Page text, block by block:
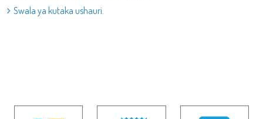
Swala ya kutaka ushauri.